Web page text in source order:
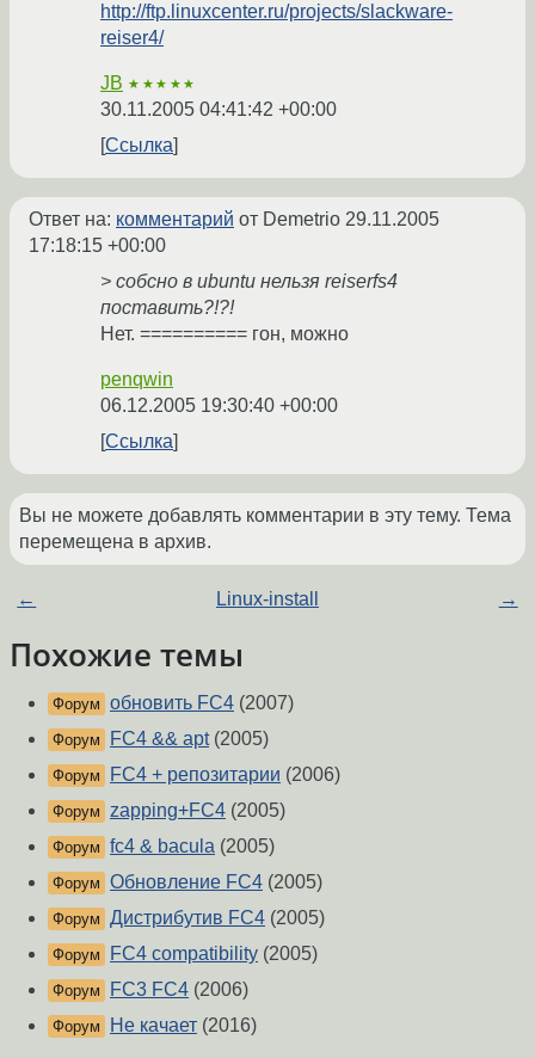
http://ftp.linuxcenter.ru/projects/slackware-
reiser4/
JB ★★★★★
30.11.2005 04:41:42 +00:00
Ссылка
Ответ на: комментарий от Demetrio 29.11.2005
17:18:15 +00:00
> собсно в ubuntu нельзя reiserfs4
поставить?!?!
Нет. ========== гон, можно
penqwin
06.12.2005 19:30:40 +00:00
Ссылка
Вы не можете добавлять комментарии в эту тему. Тема
перемещена в архив.
← Linux-install →
Похожие темы
Форум обновить FC4 (2007)
Форум FC4 && apt(2005)
Форум FC4 + репозитарии (2006)
Форум zapping+FC4 (2005)
Форум fc4 & bacula (2005)
Форум Обновление FC4 (2005)
Форум Дистрибутив FC4 (2005)
Форум FC4 compatibility (2005)
Форум FC3 FC4 (2006)
Форум Не качает (2016)